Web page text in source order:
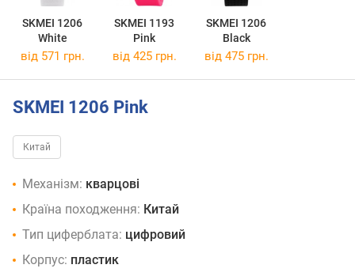
SKMEI 1206
White
SKMEI 1193
Pink
SKMEI 1206
Black
від 571 грн. від 425 грн. від 475 грн.
SKMEI 1206 Pink
Китай
Механізм: кварцові
Країна походження: Китай
Тип циферблата: цифровий
Корпус: пластик